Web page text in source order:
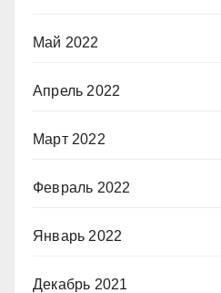
Май 2022
Апрель 2022
Март 2022
Февраль 2022
Январь 2022
Декабрь 2021